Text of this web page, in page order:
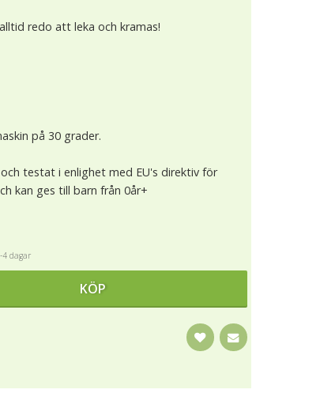
redo att leka och kramas!
på 30 grader.
testat i enlighet med EU's direktiv för
kan ges till barn från 0år+
4 dagar
KÖP